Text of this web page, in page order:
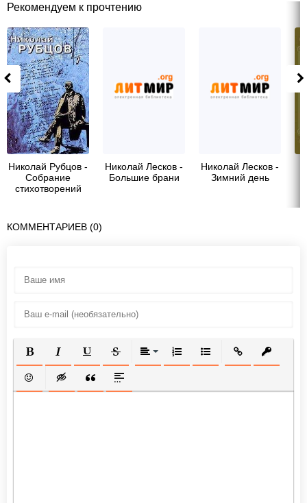
Рекомендуем к прочтению
Николай Рубцов -
Собрание
стихотворений
Николай Лесков -
Большие брани
Николай Лесков -
Зимний день
КОММЕНТАРИЕВ (0)
ПОЛУЖИРНЫЙ
КУРСИВПОДЧЕРКНУТЫЙ
ЗАЧЕРКНУТЫЙВЫРАВНИВАНИЕ
НУМЕРОВАННЫЙ СПИСОК
МАРКИРОВАННЫЙ
ВСТАВИТЬ
ВСТАВИТЬ СМАЙЛИК
ВСТАВКА СКРЫТОГО ТЕКСТА
ВСТАВКА ЦИТАТЫ
ВСТАВКА СПОЙЛЕРА